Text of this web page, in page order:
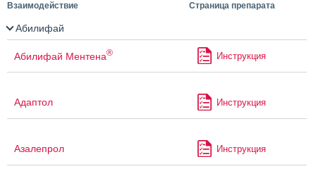
Взаимодействие Страница препарата
Абилифай
Абилифай Ментена® Инструкция
Адаптол Инструкция
Азалепрол Инструкция